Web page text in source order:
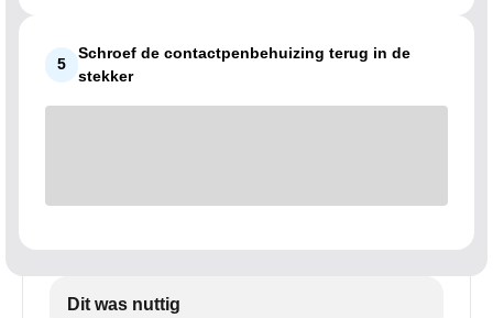
5
Schroef de contactpenbehuizing terug in de
stekker
Dit was nuttig